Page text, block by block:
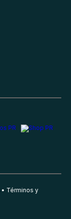
Términos y